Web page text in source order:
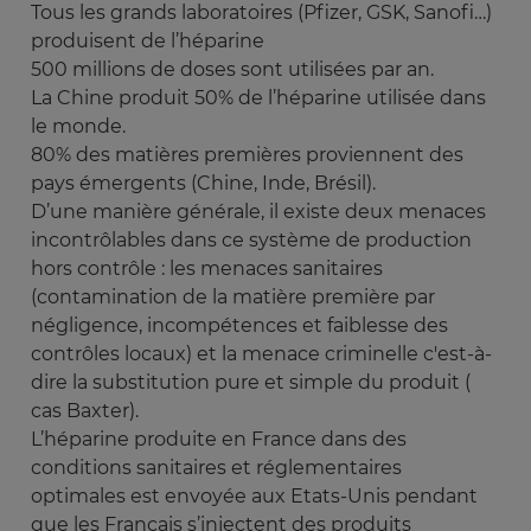
Tous les grands laboratoires (Pfizer, GSK, Sanofi…)
produisent de l’héparine
500 millions de doses sont utilisées par an.
La Chine produit 50% de l’héparine utilisée dans
le monde.
80% des matières premières proviennent des
pays émergents (Chine, Inde, Brésil).
D’une manière générale, il existe deux menaces
incontrôlables dans ce système de production
hors contrôle : les menaces sanitaires
(contamination de la matière première par
négligence, incompétences et faiblesse des
contrôles locaux) et la menace criminelle c'est-à-
dire la substitution pure et simple du produit (
cas Baxter).
L’héparine produite en France dans des
conditions sanitaires et réglementaires
optimales est envoyée aux Etats-Unis pendant
que les Français s’injectent des produits